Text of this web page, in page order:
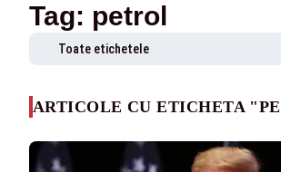
Tag: petrol
Toate etichetele
ARTICOLE CU ETICHETA